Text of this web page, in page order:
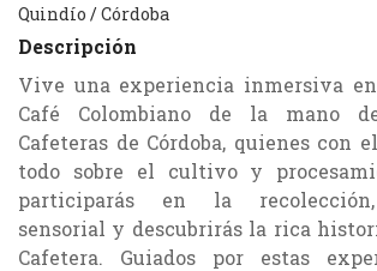
Quindío /Córdoba
Descripción
Vive una experiencia inmersiva
Café Colombiano de la mano
Cafeteras de Córdoba, quienes con
todo sobre el cultivo y
participarás en la recolección,
sensorial y descubrirás la rica
Cafetera. Guiados por estas